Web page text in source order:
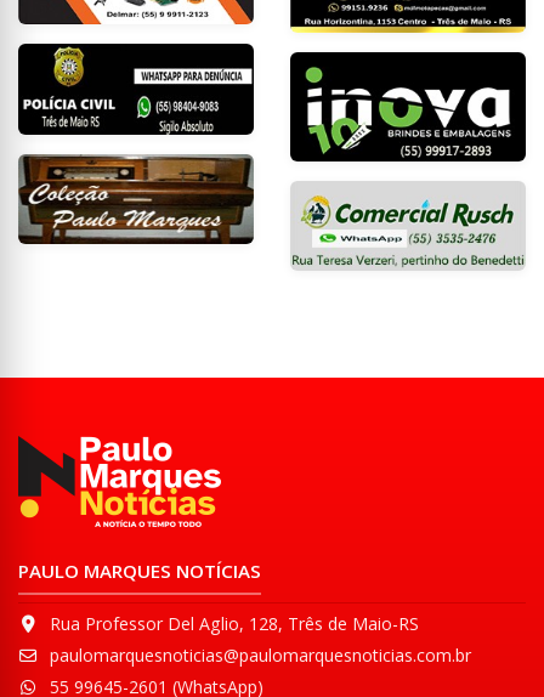
PAULO MARQUES NOTÍCIAS
Rua Professor Del Aglio, 128, Três de Maio-RS
paulomarquesnoticias@paulomarquesnoticias.com.br
55 99645-2601 (WhatsApp)